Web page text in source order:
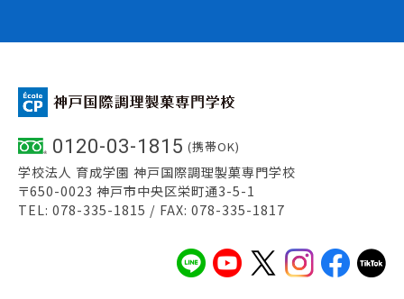
0120-03-1815 (携帯OK)
学校法人 育成学園 神戸国際調理製菓専門学校
〒650-0023 神戸市中央区栄町通3-5-1
TEL: 078-335-1815 / FAX: 078-335-1817